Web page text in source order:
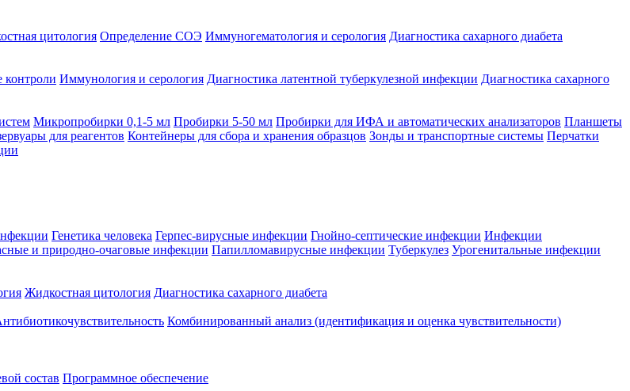
цитология Определение СОЭ Иммуногематология и серология Диагностика сахарного диабета
контроли Иммунология и серология Диагностика латентной туберкулезной инфекции Диагностика сахарного
Микропробирки 0,1-5 мл Пробирки 5-50 мл Пробирки для ИФА и автоматических анализаторов Планшеты
для реагентов Контейнеры для сбора и хранения образцов Зонды и транспортные системы Перчатки
Генетика человека Герпес-вирусные инфекции Гнойно-септические инфекции Инфекции
и природно-очаговые инфекции Папилломавирусные инфекции Туберкулез Урогенитальные инфекции
Жидкостная цитология Диагностика сахарного диабета
Комбинированный анализ (идентификация и оценка чувствительности)
состав Программное обеспечение